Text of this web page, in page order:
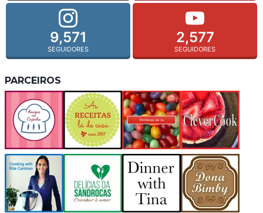
9,571
SEGUIDORES
2,577
SEGUIDORES
PARCEIROS